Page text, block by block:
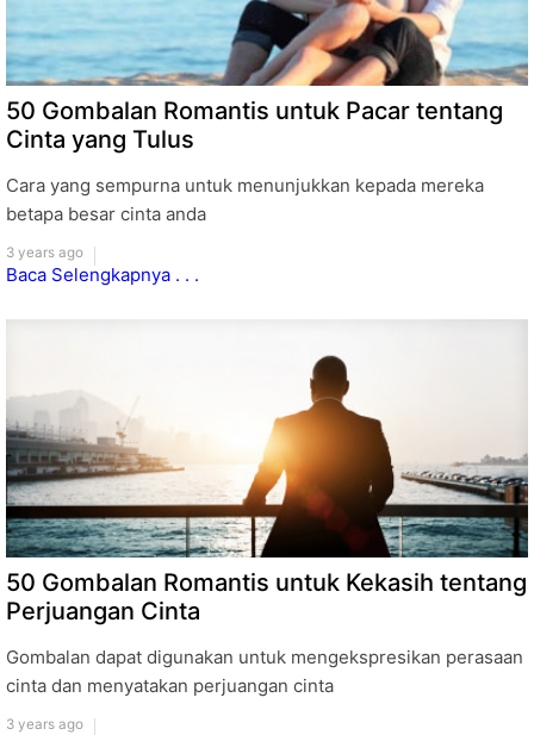
50 Gombalan Romantis untuk Pacar tentang
Cinta yang Tulus
Cara yang sempurna untuk menunjukkan kepada mereka
betapa besar cinta anda
3 years ago
Baca Selengkapnya . . .
50 Gombalan Romantis untuk Kekasih tentang
Perjuangan Cinta
Gombalan dapat digunakan untuk mengekspresikan perasaan
cinta dan menyatakan perjuangan cinta
3 years ago